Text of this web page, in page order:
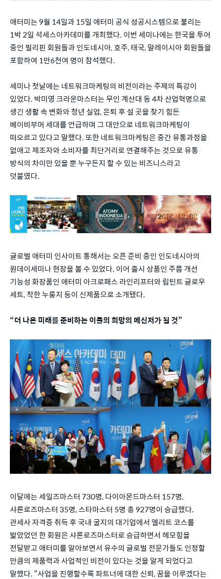
애터미는 9월 14일과 15일 애터미 공식 성공시스템으로 불리는
1박 2일 석세스아카데미를 개최했다. 이번 세미나에는 한국을 투어
중인 필리핀 회원들과 인도네시아, 호주, 태국, 말레이시아 회원들을
포함하여 1만6천여 명이 참석했다.
세미나 첫날에는 네트워크마케팅의 비전이라는 주제의 특강이
있었다. 박미영 크라운마스터는 무인 계산대 등 4차 산업혁명으로
생긴 생활 속 변화와 청년 실업, 은퇴 후 설 곳을 찾기 힘든
베이비부머 세대를 언급하며 그 대안으로 네트워크마케팅이
떠오르고 있다고 말했다. 또한 네트워크마케팅은 중간 유통과정을
없애고 제조자와 소비자를 최단거리로 연결해주는 것으로 유통
방식의 차이만 있을 뿐 누구든지 할 수 있는 비즈니스라고
덧붙였다.
글로벌 애터미 인사이트 통해서는 오픈 준비 중인 인도네시아의
원데이세미나 현장을 볼 수 있었다. 이어 출시 상품인 주름 개선
기능성 화장품인 애터미 아크로패스 라인리프터와 립틴트 글로우
세트, 착한 누룽지 등이 신제품으로 소개됐다.
“더 나은 미래를 준비하는 이들의 희망의 메신저가 될 것”
이달에는 세일즈마스터 730명, 다이아몬드마스터 157명,
샤론로즈마스터 35명, 스타마스터 5명 총 927명이 승급했다.
관세사 자격증 취득 후 국내 굴지의 대기업에서 엘리트 코스를
밟았었던 한 회원은 샤론로즈마스터로 승급하면서 헤모힘을
전달받고 애터미를 알아보면서 유수의 글로벌 전문가들도 인정할
만큼의 제품력과 사업적인 비전이 있다는 것을 알게 되었다고
말했다. “사업을 진행할수록 파트너에 대한 신뢰, 꿈을 이루겠다는